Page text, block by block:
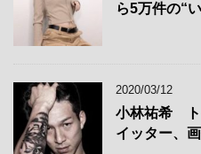
ら5万件の“
2020/03/12
小林祐希 ト
イッター、